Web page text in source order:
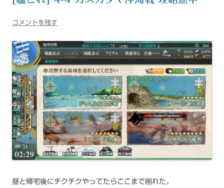
コメントを残す
昼と帰宅後にチクチクやってたらここまで削れた。